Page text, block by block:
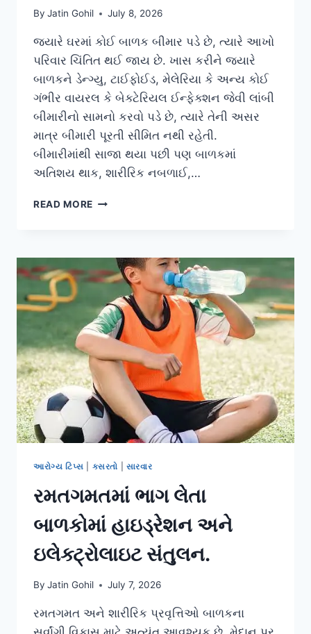
By Jatin Gohil July 8, 2026
જ્યારે ઘરમાં કોઈ બાળક બીમાર પડે છે, ત્યારે આખો
પરિવાર ચિંતિત થઈ જાય છે. ખાસ કરીને જ્યારે
બાળકને ડેન્ગ્યુ, ટાઈફોઈડ, મેલેરિયા કે અન્ય કોઈ
ગંભીર વાયરલ કે બેક્ટેરિયલ ઈન્ફેક્શન જેવી લાંબી
બીમારીનો સામનો કરવો પડે છે, ત્યારે તેની અસર
માત્ર બીમારી પૂરતી સીમિત નથી રહેતી.
બીમારીમાંથી સાજા થયા પછી પણ બાળકમાં
અતિશય થાક, શારીરિક નબળાઈ,…
READ MORE લાંબી
ડેન્ગ્યુ/
ટાઈફોઈડ)
બાળકોમાં
જોવા
મળતી
શારીરિક
નબળાઈને
દૂર
કરવી.
આરોગ્ય ટિપ્સ કસરતો સારવાર
રમતગમતમાં ભાગ લેતા
બાળકોમાં હાઇડ્રેશન અને
ઇલેક્ટ્રોલાઇટ સંતુલન.
By Jatin Gohil July 7, 2026
રમતગમત અને શારીરિક પ્રવૃત્તિઓ બાળકના